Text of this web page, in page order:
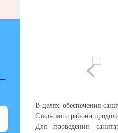
В целях обеспечения
Стальского района
Для проведения